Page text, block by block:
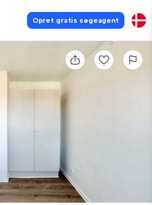
Opret gratis søgeagent